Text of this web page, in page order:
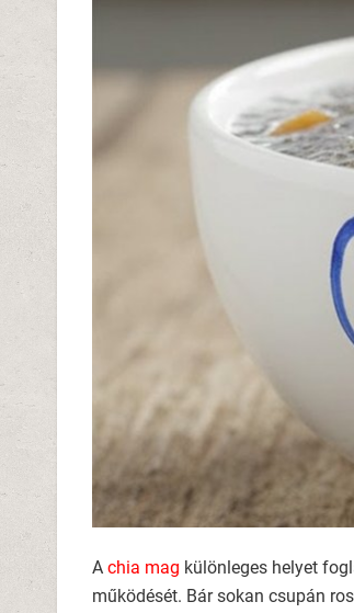
A chia mag különleges helyet
működését. Bár sokan csupán